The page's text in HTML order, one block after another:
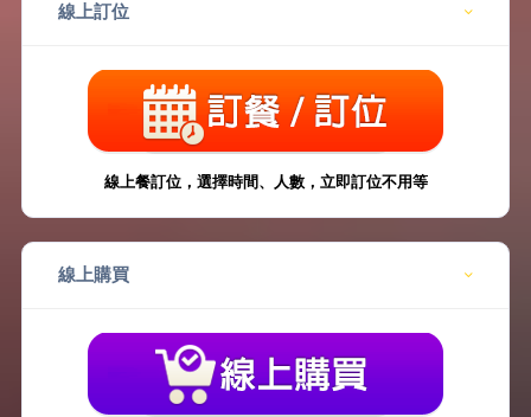
線上訂位
線上餐訂位，選擇時間、人數，立即訂位不用等
線上購買